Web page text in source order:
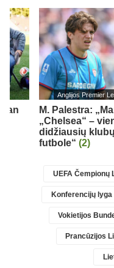
Anglijos Premier
M. Palestra:
„Chelsea“ –
didžiausių klubų
futbole“ (2)
UEFA Čempionų
Konferencijų lyga
Vokietijos
Prancūzijos